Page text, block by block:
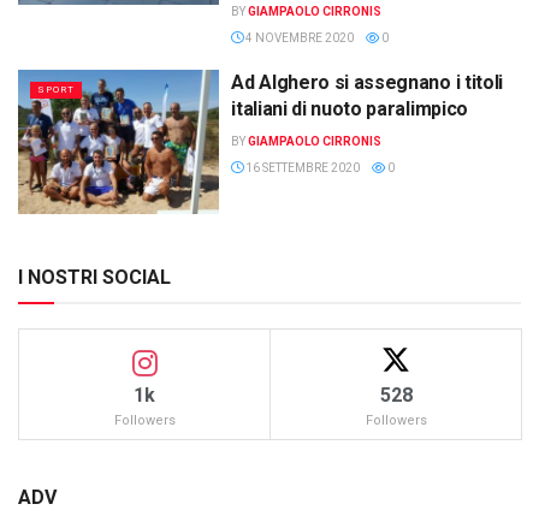
BYGIAMPAOLO CIRRONIS
4 NOVEMBRE 2020
0
SPORT
Ad Alghero si assegnano i titoli
italiani di nuoto paralimpico
BYGIAMPAOLO CIRRONIS
16 SETTEMBRE 2020
0
I NOSTRI SOCIAL
1k
Followers
528
Followers
ADV